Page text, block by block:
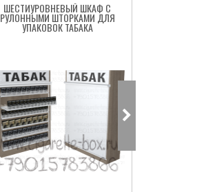
ШЕСТИУРОВНЕВЫЙ ШКАФ С
РУЛОННЫМИ ШТОРКАМИ ДЛЯ
УПАКОВОК ТАБАКА